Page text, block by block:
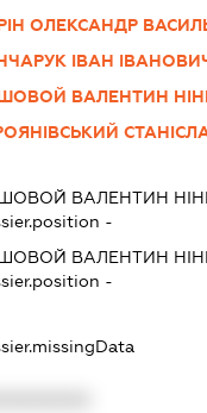
ОЛЕКСАНДР
ІВАН
ВАЛЕНТИН
ВАЛЕНТИН
-
ВАЛЕНТИН
-